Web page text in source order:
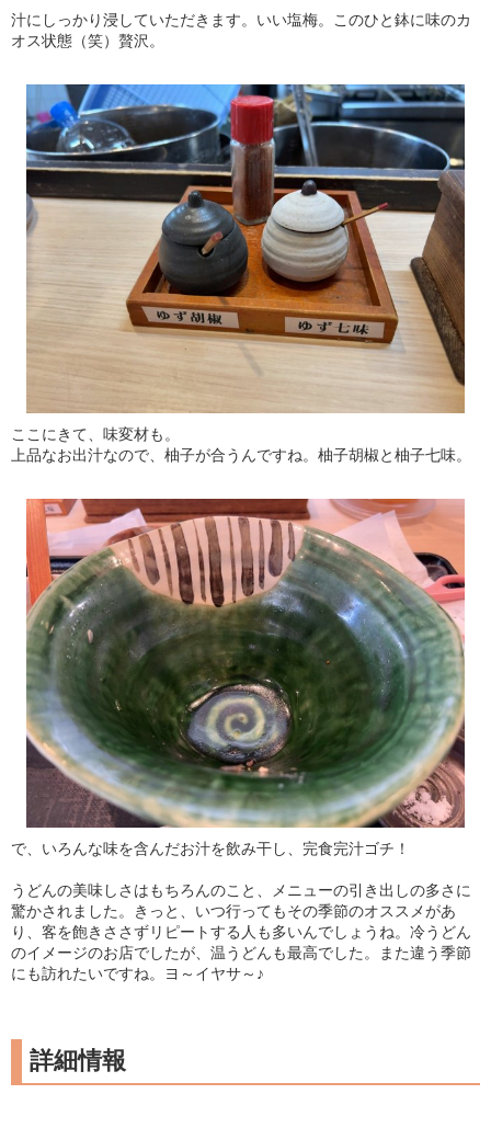
汁にしっかり浸していただきます。いい塩梅。このひと鉢に味のカ
オス状態（笑）贅沢。
ここにきて、味変材も。
上品なお出汁なので、柚子が合うんですね。柚子胡椒と柚子七味。
で、いろんな味を含んだお汁を飲み干し、完食完汁ゴチ！
うどんの美味しさはもちろんのこと、メニューの引き出しの多さに
驚かされました。きっと、いつ行ってもその季節のオススメがあ
り、客を飽きささずリピートする人も多いんでしょうね。冷うどん
のイメージのお店でしたが、温うどんも最高でした。また違う季節
にも訪れたいですね。ヨ～イヤサ～♪
詳細情報